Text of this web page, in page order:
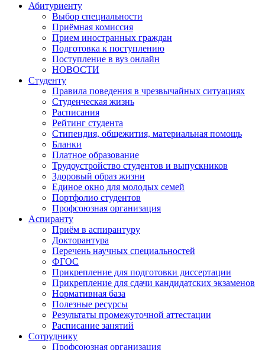
Абитуриенту
Выбор специальности
Приёмная комиссия
Прием иностранных граждан
Подготовка к поступлению
Поступление в вуз онлайн
НОВОСТИ
Студенту
Правила поведения в чрезвычайных ситуациях
Студенческая жизнь
Расписания
Рейтинг студента
Стипендия, общежития, материальная помощь
Бланки
Платное образование
Трудоустройство студентов и выпускников
Здоровый образ жизни
Единое окно для молодых семей
Портфолио студентов
Профсоюзная организация
Аспиранту
Приём в аспирантуру
Докторантура
Перечень научных специальностей
ФГОС
Прикрепление для подготовки диссертации
Прикрепление для сдачи кандидатских экзаменов
Нормативная база
Полезные ресурсы
Результаты промежуточной аттестации
Расписание занятий
Сотруднику
Профсоюзная организация